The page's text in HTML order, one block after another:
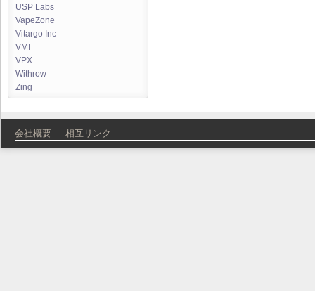
USP Labs
VapeZone
Vitargo Inc
VMI
VPX
Withrow
Zing
会社概要 相互リンク